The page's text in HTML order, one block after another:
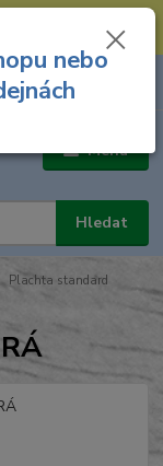
731 449 423 --
Menu
Hledat
za
Plachta standard
nebo